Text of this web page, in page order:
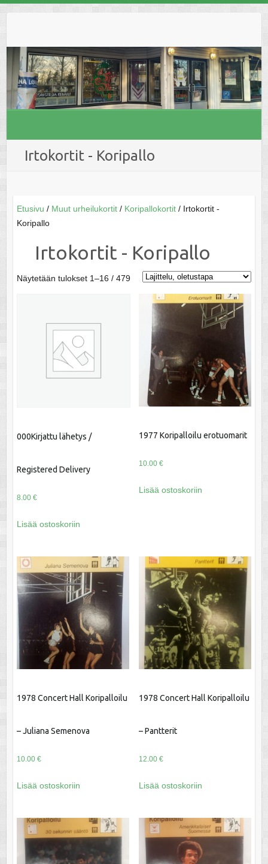
Irtokortit - Koripallo
Etusivu / Muut urheilukortit/ Koripallokortit/ Irtokortit -
Koripallo
Irtokortit - Koripallo
Näytetään tulokset 1–16 / 479
000Kirjattu lähetys /
Registered Delivery
8.00 €
Lisää ostoskoriin
1977 Koripalloilu erotuomarit
10.00 €
Lisää ostoskoriin
1978 Concert Hall Koripalloilu
– Juliana Semenova
10.00 €
Lisää ostoskoriin
1978 Concert Hall Koripalloilu
– Pantterit
12.00 €
Lisää ostoskoriin